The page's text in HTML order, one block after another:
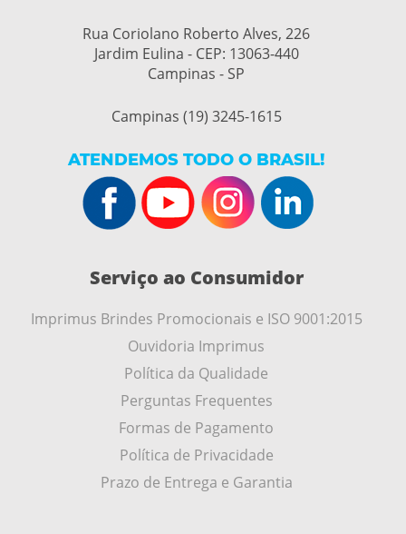
Rua Coriolano Roberto Alves, 226
Jardim Eulina - CEP: 13063-440
Campinas - SP
Campinas (19) 3245-1615
ATENDEMOS TODO O BRASIL!
Serviço ao Consumidor
Imprimus Brindes Promocionais e ISO 9001:2015
Ouvidoria Imprimus
Política da Qualidade
Perguntas Frequentes
Formas de Pagamento
Política de Privacidade
Prazo de Entrega e Garantia